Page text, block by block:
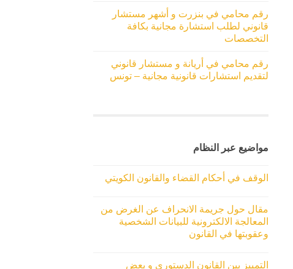
رقم محامي في بنزرت و أشهر مستشار
قانوني لطلب استشارة مجانية بكافة
التخصصات
رقم محامي في أريانة و مستشار قانوني
لتقديم استشارات قانونية مجانية – تونس
مواضيع عبر النظام
الوقف في أحكام القضاء والقانون الكويتي
مقال حول جريمة الانحراف عن الغرض من
المعالجة الالكترونية للبيانات الشخصية
وعقوبتها في القانون
التمييز بين القانون الدستوري و بعض